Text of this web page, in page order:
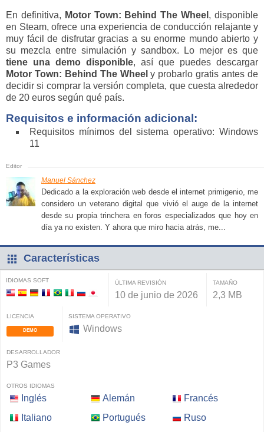
En definitiva, Motor Town: Behind The Wheel , disponible
en Steam, ofrece una experiencia de conducción relajante y
muy fácil de disfrutar gracias a su enorme mundo abierto y
su mezcla entre simulación y sandbox. Lo mejor es que
tiene una demo disponible, así que puedes descargar
Motor Town: Behind The Wheel y probarlo gratis antes de
decidir si comprar la versión completa, que cuesta alrededor
de 20 euros según qué país.
Requisitos e información adicional:
Requisitos mínimos del sistema operativo: Windows
11
Manuel Sánchez
Dedicado a la exploración web desde el internet primigenio, me
considero un veterano digital que vivió el auge de la internet
desde su propia trinchera en foros especializados que hoy en
día ya no existen. Y ahora que miro hacia atrás, me...
Características
IDIOMAS SOFT ÚLTIMA REVISIÓN
10 de junio de 2026
TAMAÑO
2,3 MB
LICENCIA
DEMO
SISTEMA OPERATIVO
Windows
DESARROLLADOR
P3 Games
OTROS IDIOMAS
Inglés Alemán
Francés
Italiano
Portugués Ruso